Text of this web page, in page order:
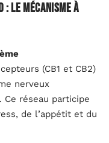
: le mécanisme à
(CB1 et CB2)
nerveux
réseau participe
de l’appétit et du